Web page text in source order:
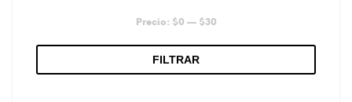
mínimo
máximo
FILTRAR
Precio: $0 — $30